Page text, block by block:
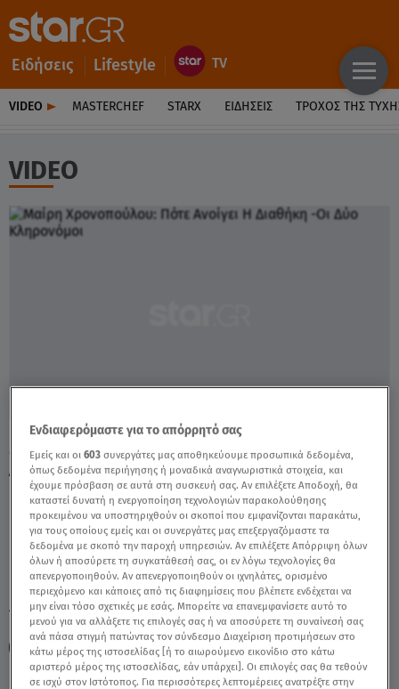
Ειδήσεις Lifestyle
VIDEO MASTERCHEF STARX ΕΙΔΉΣΕΙΣ ΤΡΟΧΌΣ ΤΗΣ
VIDEO
Μαίρη Χρονοπούλου: Πότε Ανοίγει Η
Διαθήκη -Οι Δύο Κληρονόμοι - Video
TAGS: ΜΑΙΡΗ ΧΡΟΝΟΠΟΥΛΟΥ ΔΙΑΘΗΚΗ
ΑΛΗΘΕΙΕΣ ΜΕ ΤΗ ΖΗΝΑ
Ενδιαφερόμαστε για το απόρρητό σας
Εμείς και οι603 συνεργάτες μας αποθηκεύουμε προσωπικά δεδομένα,
όπως δεδομένα περιήγησης ή μοναδικά αναγνωριστικά στοιχεία, και
έχουμε πρόσβαση σε αυτά στη συσκευή σας. Αν επιλέξετε Αποδοχή, θα
καταστεί δυνατή η ενεργοποίηση τεχνολογιών παρακολούθησης
προκειμένου να υποστηριχθούν οι σκοποί που εμφανίζονται παρακάτω,
για τους οποίους εμείς και οι συνεργάτες μας επεξεργαζόμαστε τα
δεδομένα με σκοπό την παροχή υπηρεσιών. Αν επιλέξετε Απόρριψη όλων
όλων ή αποσύρετε τη συγκατάθεσή σας, οι εν λόγω τεχνολογίες θα
απενεργοποιηθούν. Αν απενεργοποιηθούν οι ιχνηλάτες, ορισμένο
περιεχόμενο και κάποιες από τις διαφημίσεις που βλέπετε ενδέχεται να
μην είναι τόσο σχετικές με εσάς. Μπορείτε να επανεμφανίσετε αυτό το
μενού για να αλλάξετε τις επιλογές σας ή να αποσύρετε τη συναίνεσή σας
ανά πάσα στιγμή πατώντας τον σύνδεσμο Διαχείριση προτιμήσεων στο
κάτω μέρος της ιστοσελίδας [ή το αιωρούμενο εικονίδιο στο κάτω
αριστερό μέρος της ιστοσελίδας, εάν υπάρχει]. Οι επιλογές σας θα τεθούν
σε ισχύ στον Ιστότοπος. Για περισσότερες λεπτομέρειες ανατρέξτε στην